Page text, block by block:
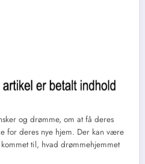
og drømme, om at få deres
for deres nye hjem. Der kan være
til, hvad drømmehjemmet